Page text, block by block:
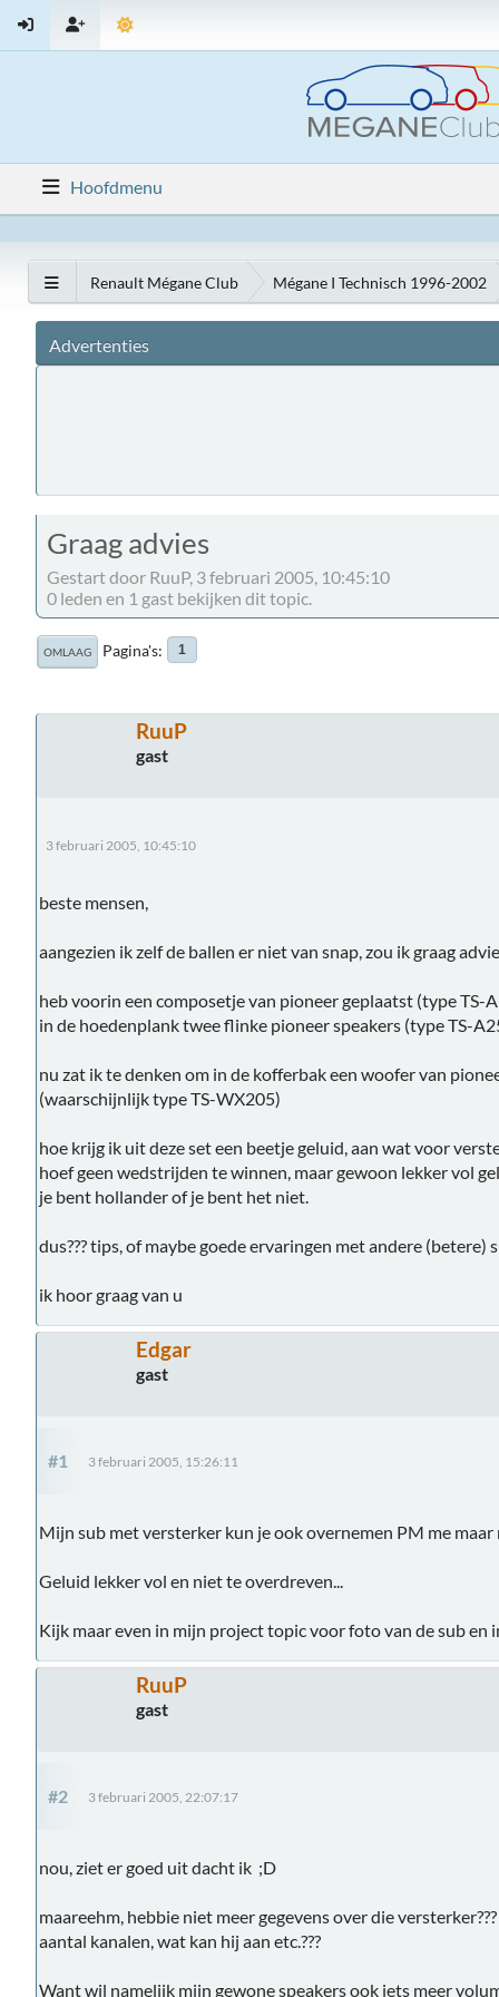
Hoofdmenu
Renault Mégane Club Mégane I Technisch 1996-2002
Advertenties
Graag advies
Gestart door RuuP, 3 februari 2005, 10:45:10
0 leden en 1 gast bekijken dit topic.
OMLAAG Pagina's 1
RuuP
gast
3 februari 2005, 10:45:10
beste mensen,
aangezien ik zelf de ballen er niet van snap, zou ik graag
heb voorin een composetje van pioneer geplaatst (type TS-
in de hoedenplank twee flinke pioneer speakers (type TS-
nu zat ik te denken om in de kofferbak een woofer van
(waarschijnlijk type TS-WX205)
hoe krijg ik uit deze set een beetje geluid, aan wat voor
hoef geen wedstrijden te winnen, maar gewoon lekker vol
je bent hollander of je bent het niet.
dus??? tips, of maybe goede ervaringen met andere (betere)
ik hoor graag van u
Edgar
gast
#1 3 februari 2005, 15:26:11
Mijn sub met versterker kun je ook overnemen PM me maar
Geluid lekker vol en niet te overdreven...
Kijk maar even in mijn project topic voor foto van de sub en
RuuP
gast
#2 3 februari 2005, 22:07:17
nou, ziet er goed uit dacht ik ;D
maareehm, hebbie niet meer gegevens over die versterker???
aantal kanalen, wat kan hij aan etc.???
Want wil namelijk mijn gewone speakers ook iets meer